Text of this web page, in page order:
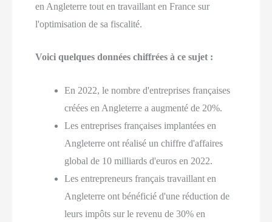
en Angleterre tout en travaillant en France sur
l'optimisation de sa fiscalité.
Voici quelques données chiffrées à ce sujet :
En 2022, le nombre d'entreprises françaises
créées en Angleterre a augmenté de 20%.
Les entreprises françaises implantées en
Angleterre ont réalisé un chiffre d'affaires
global de 10 milliards d'euros en 2022.
Les entrepreneurs français travaillant en
Angleterre ont bénéficié d'une réduction de
leurs impôts sur le revenu de 30% en